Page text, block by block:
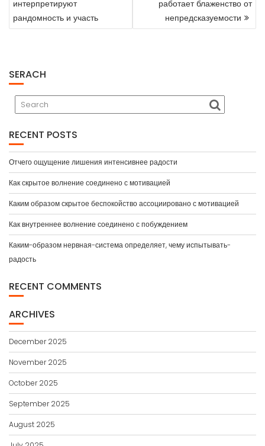
интерпретируют
рандомность и участь
работает блаженство от
непредсказуемости
SERACH
RECENT POSTS
Отчего ощущение лишения интенсивнее радости
Как скрытое волнение соединено с мотивацией
Каким образом скрытое беспокойство ассоциировано с мотивацией
Как внутреннее волнение соединено с побуждением
Каким-образом нервная-система определяет, чему испытывать-
радость
RECENT COMMENTS
ARCHIVES
December 2025
November 2025
October 2025
September 2025
August 2025